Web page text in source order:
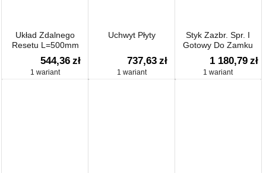
Układ Zdalnego
Resetu L=500mm
544,36 zł
1 wariant
Uchwyt Płyty
737,63 zł
1 wariant
Styk Zazbr. Spr. I
Gotowy Do Zamku
1 180,79 zł
1 wariant